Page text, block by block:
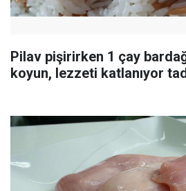
Pilav pişirirken 1 çay
koyun, lezzeti katlanıyor